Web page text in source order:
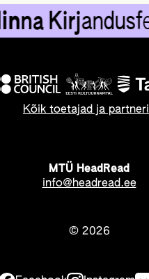
Kirj andusf
Kõik toetajad ja
MTÜ HeadRead
info@headread.ee
© 2026